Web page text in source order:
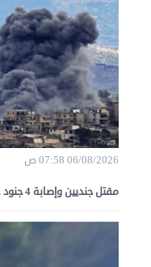
06/08/2026 07:58 ص
مقتل جنديين وإصابة 4 جنود ...